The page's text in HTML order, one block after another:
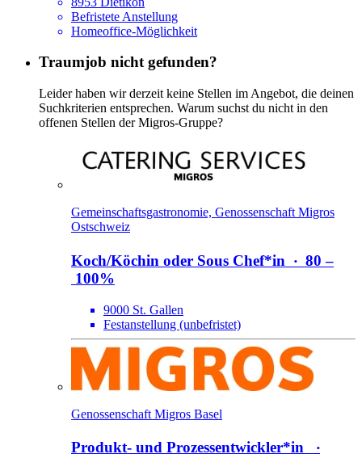
Befristete Anstellung
Homeoffice-Möglichkeit
Traumjob nicht gefunden?
Leider haben wir derzeit keine Stellen im Angebot, die deinen
Suchkriterien entsprechen. Warum suchst du nicht in den
offenen Stellen der Migros-Gruppe?
Gemeinschaftsgastronomie, Genossenschaft Migros
Ostschweiz
Koch/​Köchin oder Sous Chef*​in ‧ 80 –
100%
9000 St. Gallen
Festanstellung (unbefristet)
Genossenschaft Migros Basel
Produkt- und Prozessentwickler*​in
‧